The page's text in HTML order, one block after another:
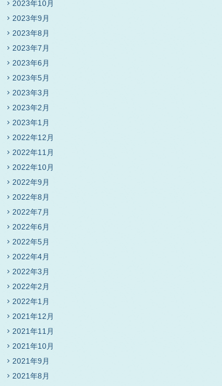
2023年10月
2023年9月
2023年8月
2023年7月
2023年6月
2023年5月
2023年3月
2023年2月
2023年1月
2022年12月
2022年11月
2022年10月
2022年9月
2022年8月
2022年7月
2022年6月
2022年5月
2022年4月
2022年3月
2022年2月
2022年1月
2021年12月
2021年11月
2021年10月
2021年9月
2021年8月